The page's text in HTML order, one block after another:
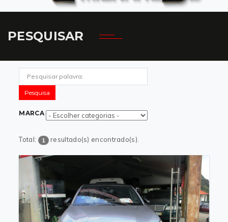
PESQUISAR
Pesquisa
MARCA
Total: 1 resultado(s) encontrado(s).